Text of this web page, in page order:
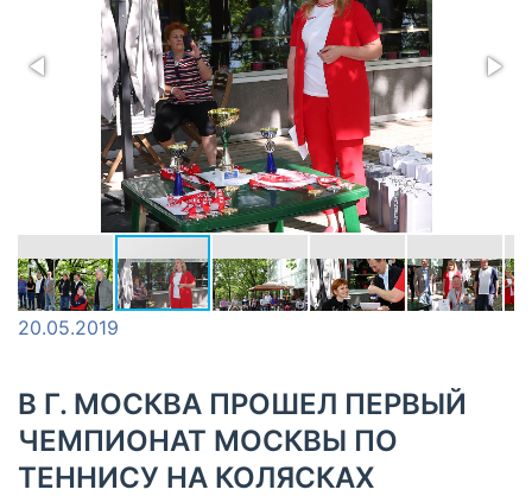
20.05.2019
В Г. МОСКВА ПРОШЕЛ ПЕРВЫЙ
ЧЕМПИОНАТ МОСКВЫ ПО
ТЕННИСУ НА КОЛЯСКАХ